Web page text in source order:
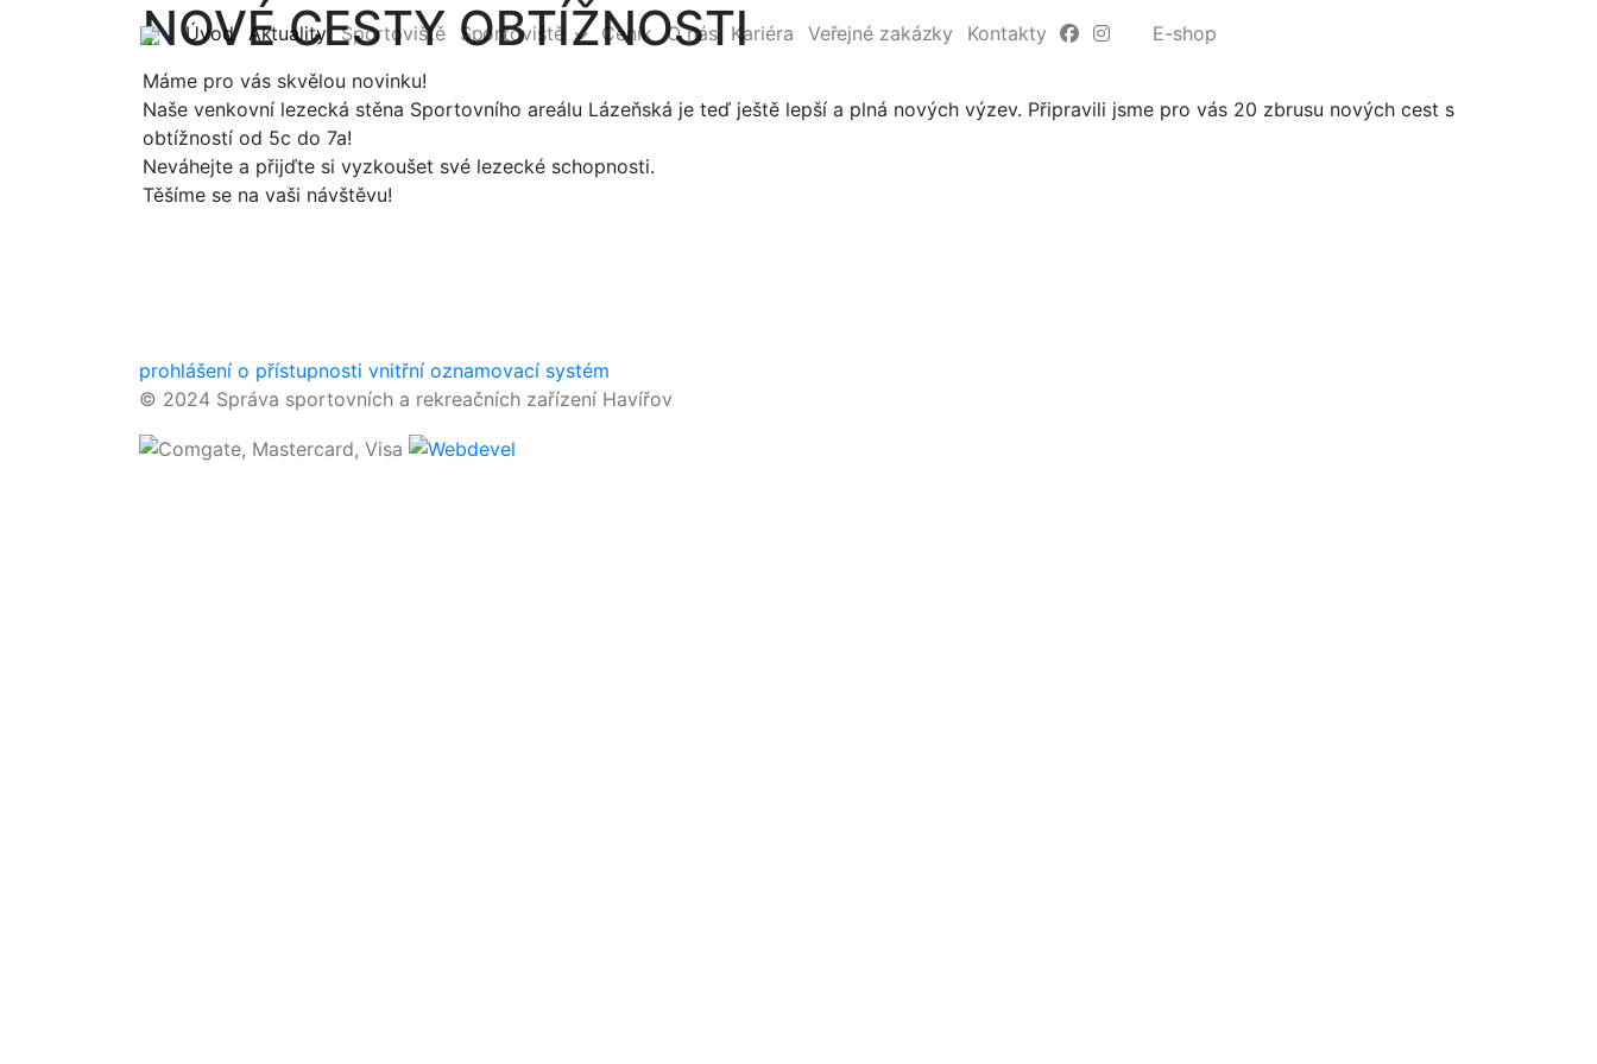
Úvod(current)
Aktuality(current)
Sportoviště Sportoviště Ceník O nás Kariéra Veřejné zakázky Kontakty E-shop
NOVÉ CESTY OBTÍŽNOSTI
Máme pro vás skvělou novinku!
Naše venkovní lezecká stěna Sportovního areálu Lázeňská je teď ještě lepší a plná nových výzev. Připravili jsme pro vás 20 zbrusu nových cest s
obtížností od 5c do 7a!
Neváhejte a přijďte si vyzkoušet své lezecké schopnosti.
Těšíme se na vaši návštěvu!
prohlášení o přístupnosti vnitřní oznamovací systém
© 2024 Správa sportovních a rekreačních zařízení Havířov